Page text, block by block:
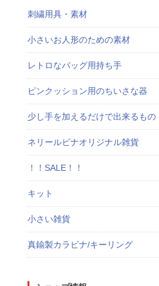
刺繍用具・素材
小さいお人形のための素材
レトロなバッグ用持ち手
ピンクッション用のちいさな器
少し手を加えるだけで出来るもの
ネリールビナオリジナル雑貨
！！SALE！！
キット
小さい雑貨
真鍮製カラビナ/キーリング